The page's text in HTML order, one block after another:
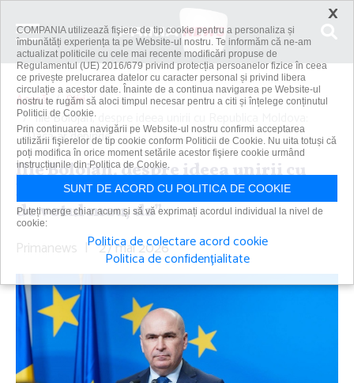
Acasă
Știri
Ilie Bolojan, despre ideea unirii cu Republica Moldova:
„Dacă ar depinde...
Ilie Bolojan, despre ideea unirii cu
Republica Moldova: „Dacă ar depinde
de votul meu, da”
Primanews | 27 mai 2026
×
COMPANIA utilizează fişiere de tip cookie pentru a personaliza și
îmbunătăți experiența ta pe Website-ul nostru. Te informăm că ne-am
actualizat politicile cu cele mai recente modificări propuse de
Regulamentul (UE) 2016/679 privind protecția persoanelor fizice în ceea
ce privește prelucrarea datelor cu caracter personal și privind libera
circulație a acestor date. Înainte de a continua navigarea pe Website-ul
nostru te rugăm să aloci timpul necesar pentru a citi și înțelege conținutul
Politicii de Cookie.
Prin continuarea navigării pe Website-ul nostru confirmi acceptarea
utilizării fişierelor de tip cookie conform Politicii de Cookie. Nu uita totuși că
poți modifica în orice moment setările acestor fişiere cookie urmând
instrucțiunile din Politica de Cookie.
SUNT DE ACORD CU POLITICA DE COOKIE
Puteți merge chiar acum și să vă exprimați acordul individual la nivel de
cookie:
Politica de colectare acord cookie
Politica de confidențialitate